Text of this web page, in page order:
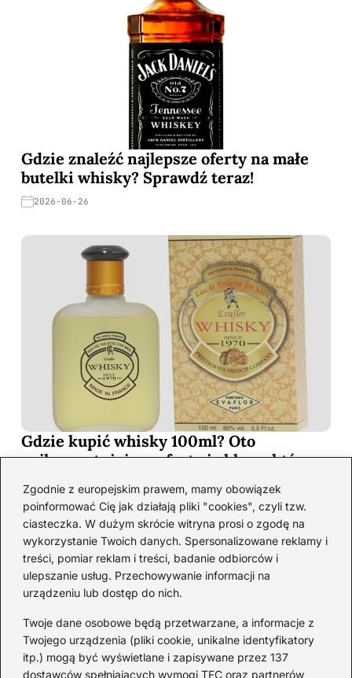
Zgodnie z europejskim prawem, mamy obowiązek
poinformować Cię jak działają pliki "cookies", czyli tzw.
ciasteczka. W dużym skrócie witryna prosi o zgodę na
wykorzystanie Twoich danych. Spersonalizowane reklamy i
treści, pomiar reklam i treści, badanie odbiorców i
ulepszanie usług. Przechowywanie informacji na
urządzeniu lub dostęp do nich.
Twoje dane osobowe będą przetwarzane, a informacje z
Twojego urządzenia (pliki cookie, unikalne identyfikatory
itp.) mogą być wyświetlane i zapisywane przez 137
dostawców spełniających wymogi TFC oraz partnerów
Gdzie znaleźć najlepsze oferty na małe
butelki whisky? Sprawdź teraz!
2026-06-26
Gdzie kupić whisky 100ml? Oto
najkorzystniejsze oferty i sklepy, które
2026-06-26
Kategorie
Koktajle(128)
Likier (10)
Piwo(28)
Porady(67)